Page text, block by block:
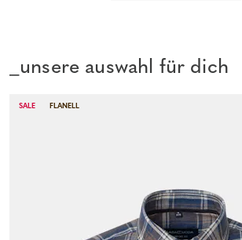
_unsere auswahl für dich
SALE FLANELL